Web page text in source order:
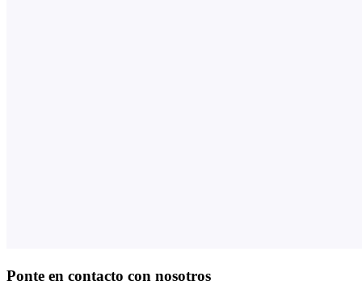
Ponte en contacto con nosotros